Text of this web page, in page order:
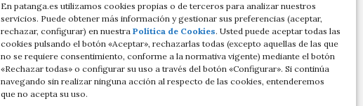
En patanga.es utilizamos cookies propias o de terceros para analizar nuestros
servicios. Puede obtener más información y gestionar sus preferencias (aceptar,
rechazar, configurar) en nuestra Política de Cookies. Usted puede aceptar todas las
cookies pulsando el botón «Aceptar», rechazarlas todas (excepto aquellas de las que
no se requiere consentimiento, conforme a la normativa vigente) mediante el botón
«Rechazar todas» o configurar su uso a través del botón «Configurar». Si continúa
navegando sin realizar ninguna acción al respecto de las cookies, entenderemos
que no acepta su uso.